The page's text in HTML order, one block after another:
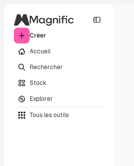
Créer
Accueil
Rechercher
Stock
Explorer
Tous les outils